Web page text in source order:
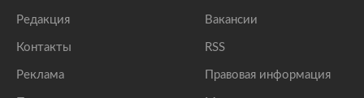
Редакция
Контакты
Реклама
Вакансии
RSS
Правовая информация